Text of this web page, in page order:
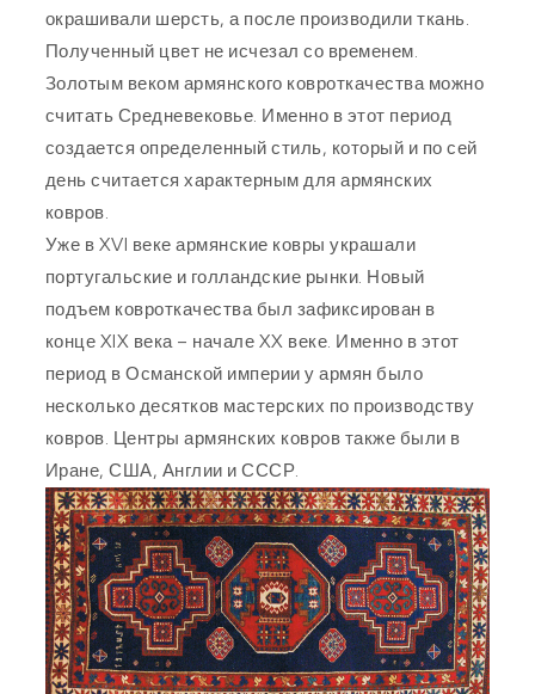
окрашивали шерсть, а после производили ткань.
Полученный цвет не исчезал со временем.
Золотым веком армянского ковроткачества можно
считать Средневековье. Именно в этот период
создается определенный стиль, который и по сей
день считается характерным для армянских
ковров.
Уже в XVI веке армянские ковры украшали
португальские и голландские рынки. Новый
подъем ковроткачества был зафиксирован в
конце XIX века – начале XX веке. Именно в этот
период в Османской империи у армян было
несколько десятков мастерских по производству
ковров. Центры армянских ковров также были в
Иране, США, Англии и СССР.